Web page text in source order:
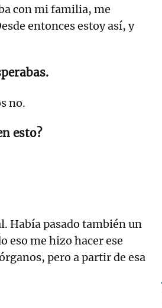
con mi familia, me
entonces estoy así, y
no.
esto?
Había pasado también un
eso me hizo hacer ese
pero a partir de esa